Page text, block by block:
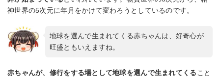
神世界の5次元に年月をかけて変わろうとしているのです。
地球を選んで生まれてくる赤ちゃんは、好奇心が
旺盛ともいえますね。
赤ちゃんが、修行をする場として地球を選んで生まれてくる こと